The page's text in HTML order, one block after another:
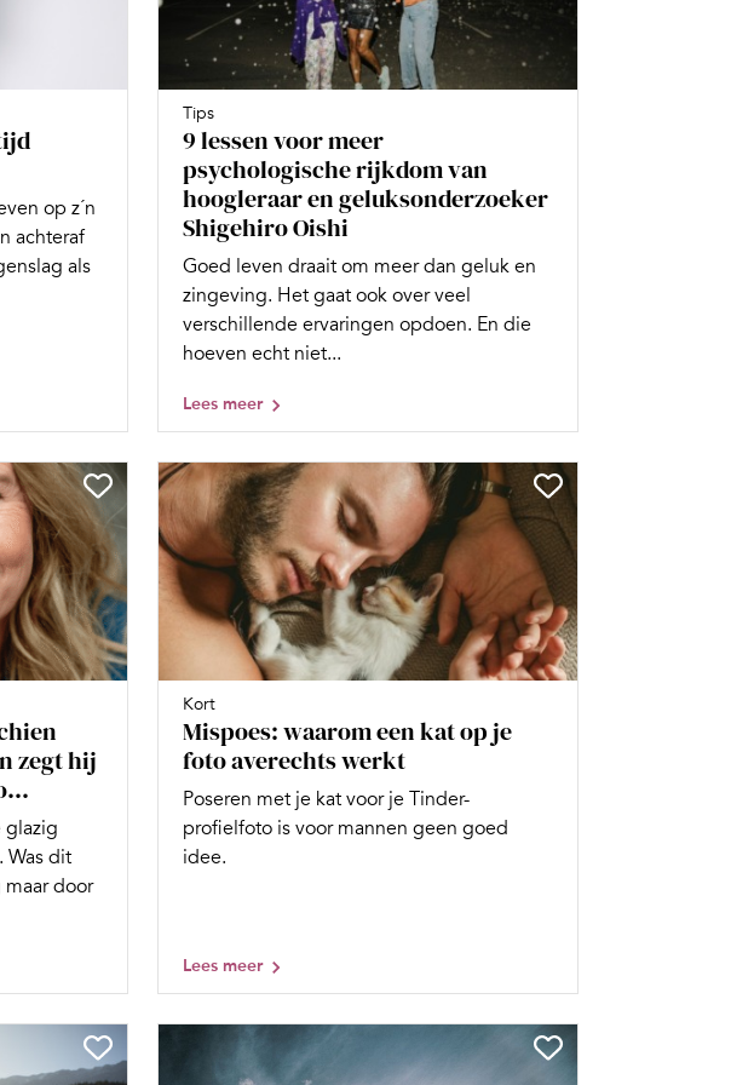
op z´n
achteraf
als
Tips
9 lessen voor meer
psychologische rijkdom van
hoogleraar en geluksonderzoeker
Shigehiro Oishi
Goed leven draait om meer dan geluk en
zingeving. Het gaat ook over veel
verschillende ervaringen opdoen. En die
hoeven echt niet...
Lees meer
zegt hij
glazig
Was dit
door
Kort
Mispoes: waarom een kat op je
foto averechts werkt
Poseren met je kat voor je Tinder-
profielfoto is voor mannen geen goed
idee.
Lees meer